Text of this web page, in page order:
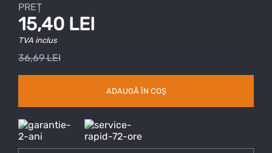
PREȚ
15,40 LEI
TVA inclus
36,69 LEI
ADAUGĂ ÎN COȘ